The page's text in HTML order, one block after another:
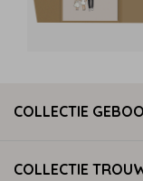
COLLECTIE
COLLECTIE